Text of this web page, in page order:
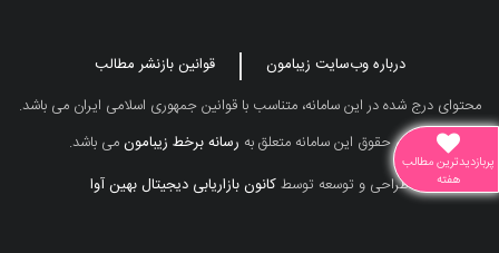
درباره وب‌سایت زیبامون
قوانین بازنشر مطالب
محتوای درج شده در این سامانه، متناسب با قوانین جمهوری اسلامی ایران می باشد.
تمامی حقوق این سامانه متعلق به رسانه برخط زیبامونمی باشد.
طراحی و توسعه توسطکانون بازاریابی دیجیتال بهین آوا
پربازدیدترین مطالب
هفته